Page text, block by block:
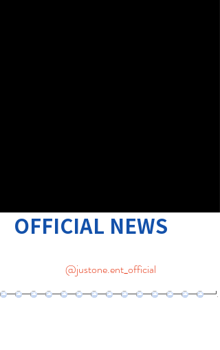
OFFICIAL NEWS
@justone.ent_official